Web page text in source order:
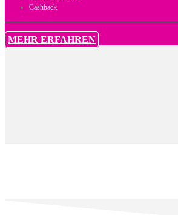
Cashback
MEHR ERFAHREN